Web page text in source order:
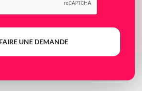
FAIRE UNE DEMANDE